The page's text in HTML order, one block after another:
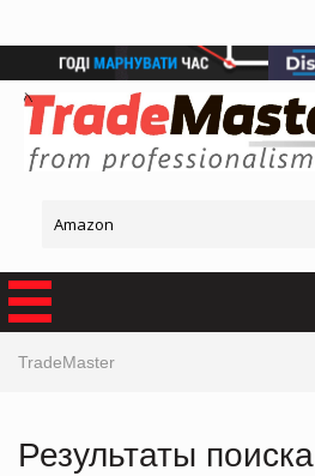
TradeMaster
Результаты поиска